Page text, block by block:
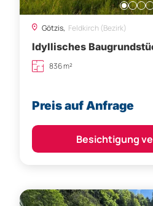
Götzis, Feldkirch (Bezirk)
Idyllisches
836 m²
Preis auf Anfrage
Besichtigung